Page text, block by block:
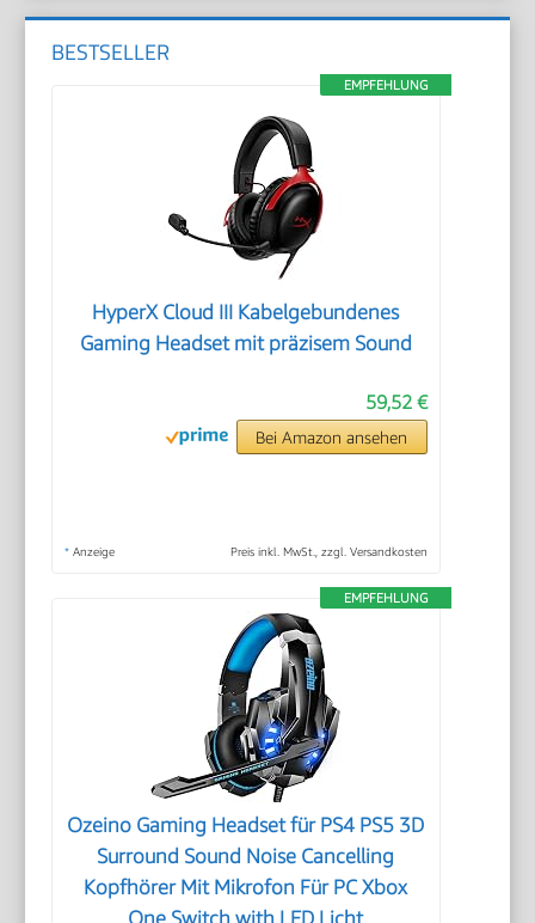
BESTSELLER
EMPFEHLUNG
HyperX Cloud III Kabelgebundenes
Gaming Headset mit präzisem Sound
59,52 €
Bei Amazon ansehen
* Anzeige Preis inkl. MwSt., zzgl. Versandkosten
EMPFEHLUNG
Ozeino Gaming Headset für PS4 PS5 3D
Surround Sound Noise Cancelling
Kopfhörer Mit Mikrofon Für PC Xbox
One Switch with LED Licht